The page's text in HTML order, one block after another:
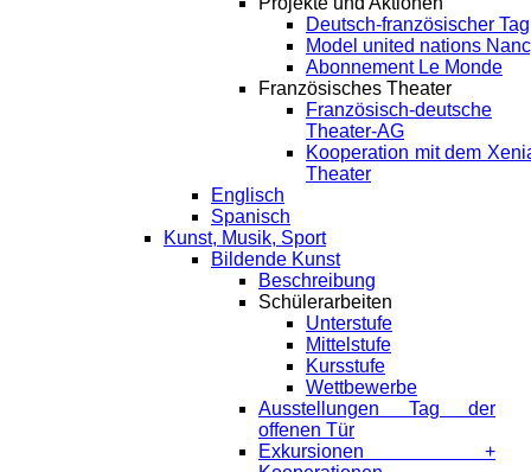
Deutsch-französischer Tag
Model united nations
Abonnement Le Monde
Französisches Theater
Französisch-deutsche
Theater-AG
Kooperation mit dem
Theater
Englisch
Spanisch
Kunst, Musik, Sport
Bildende Kunst
Beschreibung
Schülerarbeiten
Unterstufe
Mittelstufe
Kursstufe
Wettbewerbe
Ausstellungen Tag der
offenen Tür
Exkursionen +